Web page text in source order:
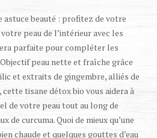
astuce beauté : profitez de votre
peau de l’intérieur avec les
parfaite pour compléter les
peau nette et fraîche grâce
et extraits de gingembre, alliés de
tisane détox bio vous aidera à
de votre peau tout au long de
de curcuma. Quoi de mieux qu’une
chaude et quelques gouttes d’eau